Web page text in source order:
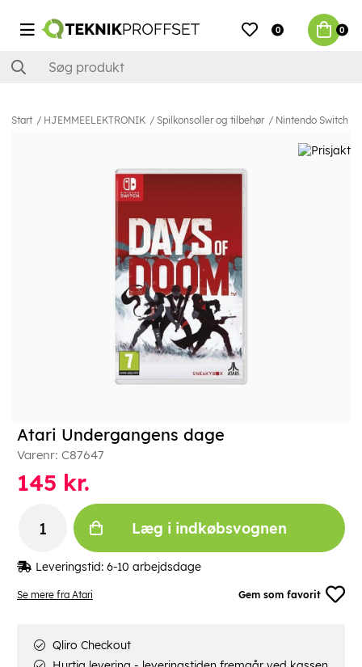
0 0
Start HJEMMEELEKTRONIK Spilkonsoller og tilbehør Nintendo Switch
Se mere fra Atari Gem som favorit
Atari Undergangens dage
Varenr: C87647
145 kr.
Læg i indkøbsvognen
Leveringstid: 6-10 arbejdsdage
Qliro Checkout